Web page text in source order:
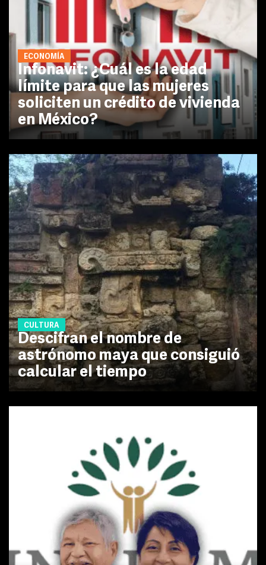
ECONOMÍA
Infonavit: ¿Cuál es la edad
límite para que las mujeres
soliciten un crédito de vivienda
en México?
CULTURA
Descifran el nombre de
astrónomo maya que consiguió
calcular el tiempo